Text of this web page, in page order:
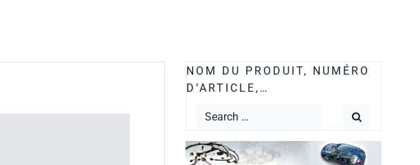
NOM DU PRODUIT, NUMÉRO
D’ARTICLE,…